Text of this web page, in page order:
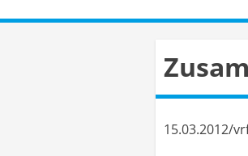
15.03.2012/